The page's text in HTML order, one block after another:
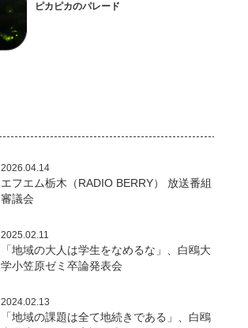
ピカピカのパレード
2026.04.14
エフエム栃木（RADIO BERRY） 放送番組
審議会
2025.02.11
「地域の大人は学生をなめるな」、白鴎大
学小笠原ゼミ卒論発表会
2024.02.13
「地域の課題は全て地続きである」、白鴎